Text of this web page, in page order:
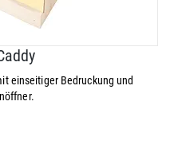
einseitiger Bedruckung und